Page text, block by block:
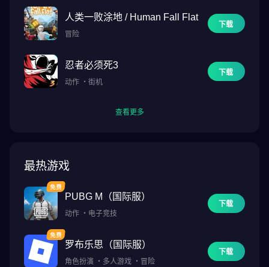
于广袤的地图与激烈的战场。掌控多种强力攻城武器（例如投石
机、联盟箭塔、冲撞车、云梯、飞艇）支援你的同盟，为所属联盟
在激战中赢得优势。在这里，指挥艺术非常关键！
【集结传奇历史英雄】70多位来自不同文明的传奇英雄任你选择。
圣女贞德、列奥尼达一世和凯撒大帝等传奇人物将与宫本武藏、花
性相互结合，带领不同兵种建立起你专属的强悍军队！
式：奇迹争夺！在以MOBA为灵感的模式中，与盟友展开战略合
作，体验刺激的古代文明奇迹争夺玩法。此模式每周开放，无需调
度，也不会造成士兵伤亡。与其他联盟的军队一起加入混战，占领
通天塔和帝国竞技场等拟真的文明建筑，夺取积分，决出最终赢
家。为你的联盟赢得建造奇迹的蓝图！
这款游戏的细节比我想像得还丰富！开发团队推出了好几个文明，
每一个都有自己独特的英雄、兵种、内城建筑设计，以及攻城器
人类一败涂地 / Human Fall Flat
冒险
下载
忍者必须死3
动作 ・ 街机
下载
查看更多
最热游戏
PUBG M（国际服）
动作 ・ 电子竞技
下载
罗布乐思（国际服）
角色扮演 ・ 多人游戏 ・ 冒险
下载